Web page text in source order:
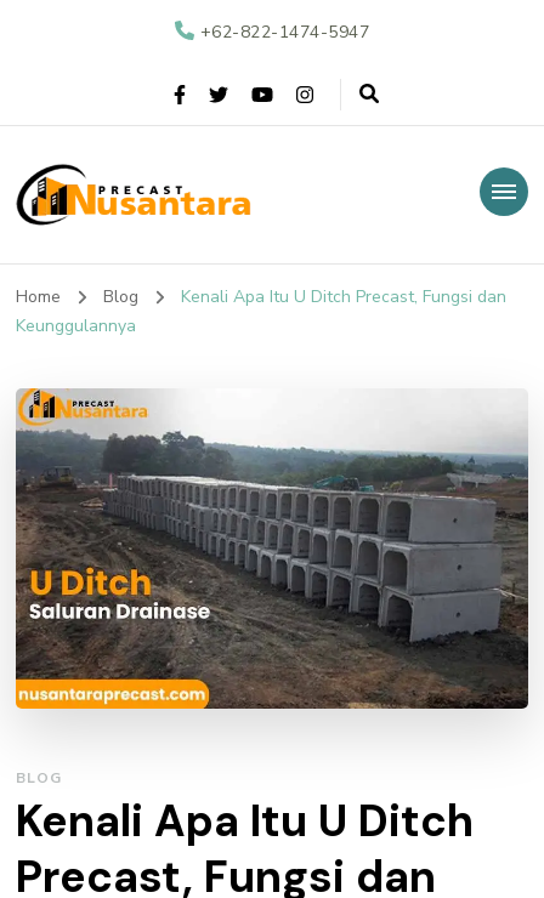
+62-822-1474-5947
Nusantara Precast
Home Blog
Kenali Apa Itu U Ditch Precast, Fungsi dan
Keunggulannya
BLOG
Kenali Apa Itu U Ditch
Precast, Fungsi dan